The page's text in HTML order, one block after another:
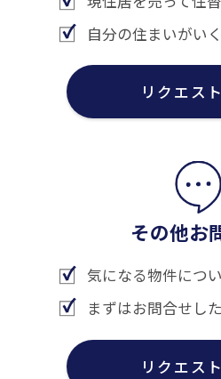
自分の住まいがい
リクエス
その他お
気になる物件につ
まずはお問合せし
リクエス